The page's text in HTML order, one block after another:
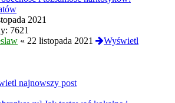
2021
7621
« 22 listopada 2021
Wyświetl
najnowszy post